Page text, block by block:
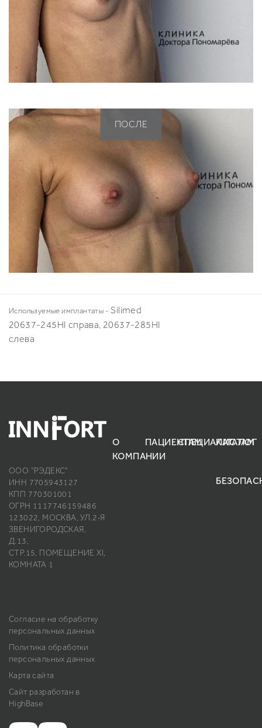
ПОСЛЕ
Используемые имплантаты - Silimed
20637-245HI справа, 20637-285HI
слева
ООО "РЭДЕКС"
ИНН 7705943127
КПП 770301001
ОГРН 1117746159486
123022, МОСКВА, УЛ.2-Я
ЗВЕНИГОРОДСКАЯ,
Д.13,
СТР.15, ПОМЕЩЕНИЕ ХI,
КОМНАТА 1
Согласие на обработку
персональных данных
Политика обработки
персональных данных
Карта сайта
Сайт разработан в
HighBase
О
КОМПАНИИ
ПАЦИЕНТАМСПЕЦИАЛИСТАМ
КАТАЛОГ